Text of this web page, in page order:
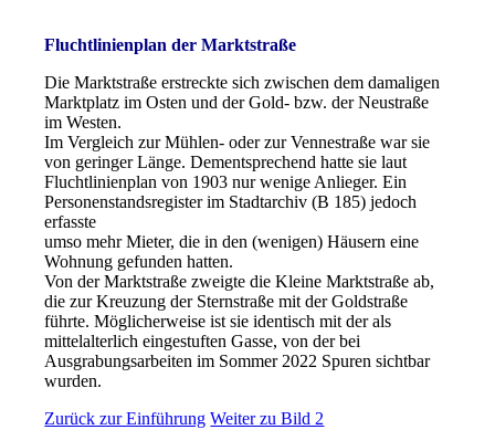
Fluchtlinienplan der Marktstraße
Die Marktstraße erstreckte sich zwischen dem damaligen
Marktplatz im Osten und der Gold- bzw. der Neustraße
im Westen.
Im Vergleich zur Mühlen- oder zur Vennestraße war sie
von geringer Länge. Dementsprechend hatte sie laut
Fluchtlinienplan von 1903 nur wenige Anlieger. Ein
Personenstandsregister im Stadtarchiv (B 185) jedoch
erfasste
umso mehr Mieter, die in den (wenigen) Häusern eine
Wohnung gefunden hatten.
Von der Marktstraße zweigte die Kleine Marktstraße ab,
die zur Kreuzung der Sternstraße mit der Goldstraße
führte. Möglicherweise ist sie identisch mit der als
mittelalterlich eingestuften Gasse, von der bei
Ausgrabungsarbeiten im Sommer 2022 Spuren sichtbar
wurden.
Zurück zur Einführung Weiter zu Bild 2